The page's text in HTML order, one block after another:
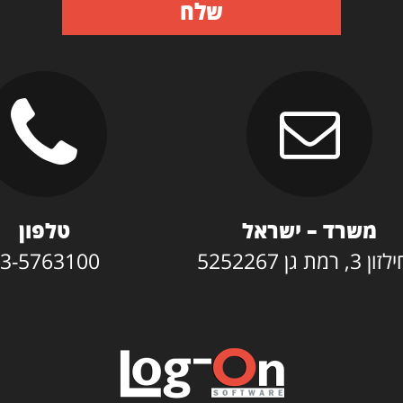
שלח
משרד – ישראל
גן 5252267
טלפון
5763100